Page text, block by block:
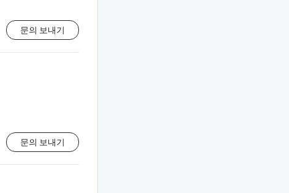
문의 보내기
문의 보내기